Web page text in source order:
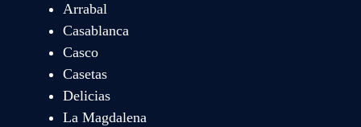
Arrabal
Casablanca
Casco
Casetas
Delicias
La Magdalena